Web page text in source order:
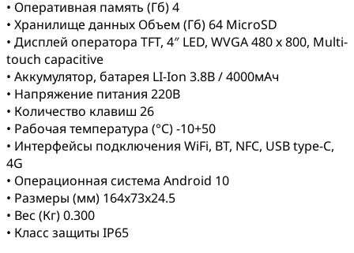
• Оперативная память (Гб) 4
• Хранилище данных Объем (Гб) 64 MicroSD
• Дисплей оператора TFT, 4″ LED, WVGA 480 x 800, Multi-
touch capacitive
• Аккумулятор, батарея LI-Ion 3.8В / 4000мАч
• Напряжение питания 220В
• Количество клавиш 26
• Рабочая температура (°C) -10+50
• Интерфейсы подключения WiFi, BT, NFC, USB type-C,
4G
• Операционная система Android 10
• Размеры (мм) 164x73x24.5
• Вес (Кг) 0.300
• Класс защиты IP65